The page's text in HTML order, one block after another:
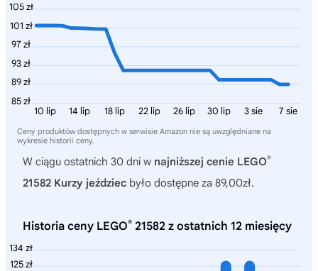
105 zł
101 zł
97 zł
93 zł
89 zł
85 zł
7 sie
3 sie
30 lip
26 lip
22 lip
18 lip
14 lip
10 lip
Ceny produktów dostępnych w serwisie Amazon nie są uwzględniane na
wykresie historii ceny.
W ciągu ostatnich 30 dni w najniższej cenie LEGO®
21582 Kurzy jeździec było dostępne za 89,00zł.
Historia ceny LEGO® 21582 z ostatnich 12 miesięcy
134 zł
125 zł